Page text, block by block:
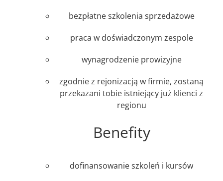
bezpłatne szkolenia sprzedażowe
praca w doświadczonym zespole
wynagrodzenie prowizyjne
zgodnie z rejonizacją w firmie, zostaną
przekazani tobie istniejący już klienci z
regionu
Benefity
dofinansowanie szkoleń i kursów